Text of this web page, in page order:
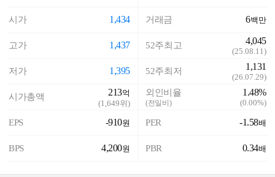
시가 1,434
고가 1,437
저가 1,395
시가총액 213억
(1,649위)
EPS -910원
BPS 4,200원
거래금 6백만
52주최고 4,045
(25.08.11)
52주최저 1,131
(26.07.29)
외인비율
(전일비)
1.48%
(0.00%)
PER -1.58배
PBR 0.34배